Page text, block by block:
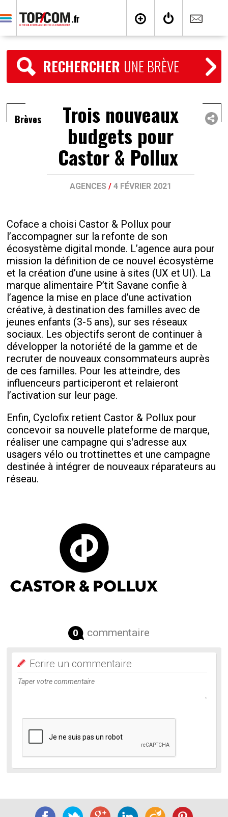
RECHERCHER UNE BRÈVE
Brèves Trois nouveaux
budgets pour
Castor & Pollux
AGENCES / 4 FÉVRIER 2021
Coface a choisi Castor & Pollux pour
l’accompagner sur la refonte de son
écosystème digital monde. L’agence aura pour
mission la définition de ce nouvel écosystème
et la création d’une usine à sites (UX et UI). La
marque alimentaire P’tit Savane confie à
l’agence la mise en place d’une activation
créative, à destination des familles avec de
jeunes enfants (3-5 ans), sur ses réseaux
sociaux. Les objectifs seront de continuer à
développer la notoriété de la gamme et de
recruter de nouveaux consommateurs auprès
de ces familles. Pour les atteindre, des
influenceurs participeront et relaieront
l’activation sur leur page.
Enfin, Cyclofix retient Castor & Pollux pour
concevoir sa nouvelle plateforme de marque,
réaliser une campagne qui s'adresse aux
usagers vélo ou trottinettes et une campagne
destinée à intégrer de nouveaux réparateurs au
réseau.
0 commentaire
Ecrire un commentaire